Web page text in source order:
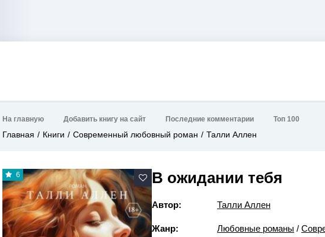
На главную Добавить книгу на сайт Последние комментарии Топ 100
Главная Книги Современный любовный роман Талли Аллен
6 В ожидании тебя
Автор: Талли Аллен
Жанр: Любовные романы /